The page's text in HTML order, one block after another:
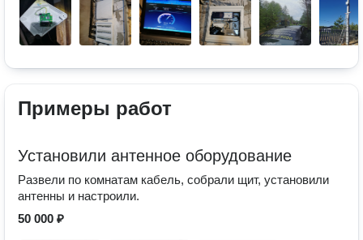
Примеры работ
Установили антенное оборудование
Развели по комнатам кабель, собрали щит, установили
антенны и настроили.
50 000 ₽